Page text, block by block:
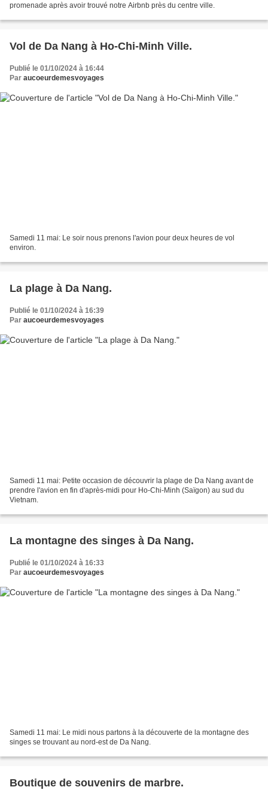
promenade après avoir trouvé notre Airbnb près du centre ville.
Vol de Da Nang à Ho-Chi-Minh Ville.
Publié le 01/10/2024 à 16:44
Par aucoeurdemesvoyages
Samedi 11 mai: Le soir nous prenons l'avion pour deux heures de vol
environ.
La plage à Da Nang.
Publié le 01/10/2024 à 16:39
Par aucoeurdemesvoyages
Samedi 11 mai: Petite occasion de découvrir la plage de Da Nang avant de
prendre l'avion en fin d'après-midi pour Ho-Chi-Minh (Saïgon) au sud du
Vietnam.
La montagne des singes à Da Nang.
Publié le 01/10/2024 à 16:33
Par aucoeurdemesvoyages
Samedi 11 mai: Le midi nous partons à la découverte de la montagne des
singes se trouvant au nord-est de Da Nang.
Boutique de souvenirs de marbre.